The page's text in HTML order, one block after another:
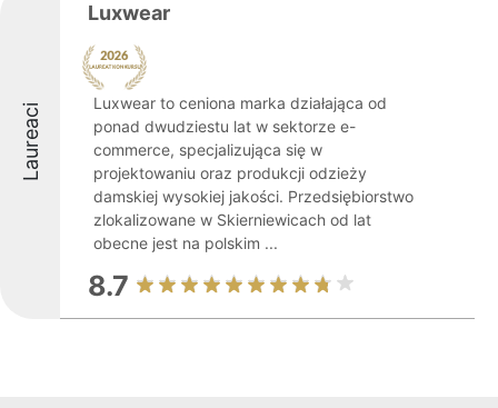
Laureaci
Luxwear
Luxwear to ceniona marka działająca od
ponad dwudziestu lat w sektorze e-
commerce, specjalizująca się w
projektowaniu oraz produkcji odzieży
damskiej wysokiej jakości. Przedsiębiorstwo
zlokalizowane w Skierniewicach od lat
obecne jest na polskim ...
8.7